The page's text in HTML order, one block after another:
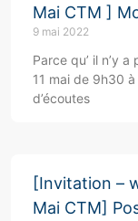
Mai CTM ]
9 mai 2022
Parce qu’ il n’y
11 mai de 9h30
d’écoutes
[Invitation –
Mai CTM]